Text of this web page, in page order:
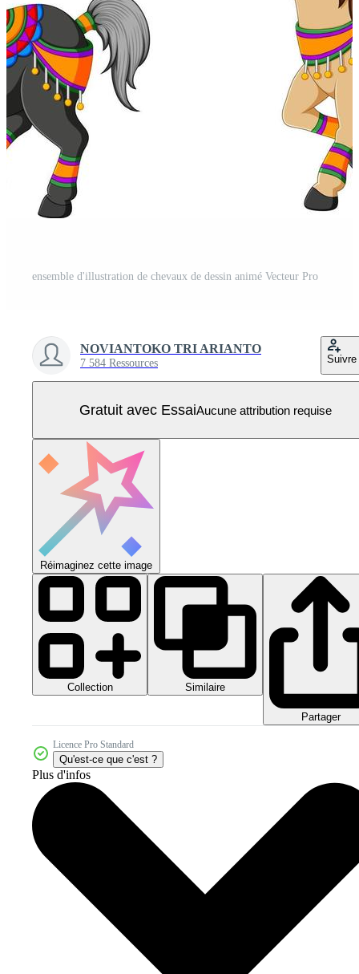
ensemble d'illustration de chevaux de dessin animé Vecteur Pro
NOVIANTOKO TRI ARIANTO
7 584 Ressources Suivre
Gratuit avec EssaiAucune attribution requise
Réimaginez cette image
Collection Similaire
Partager
Licence Pro Standard
Qu'est-ce que c'est ?
Plus d'infos